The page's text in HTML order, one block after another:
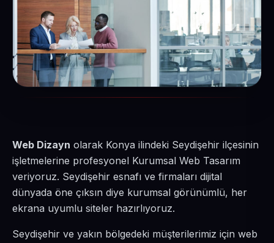
Web Dizayn olarak Konya ilindeki Seydişehir ilçesinin
işletmelerine profesyonel Kurumsal Web Tasarım
veriyoruz. Seydişehir esnafı ve firmaları dijital
dünyada öne çıksın diye kurumsal görünümlü, her
ekrana uyumlu siteler hazırlıyoruz.
Seydişehir ve yakın bölgedeki müşterilerimiz için web